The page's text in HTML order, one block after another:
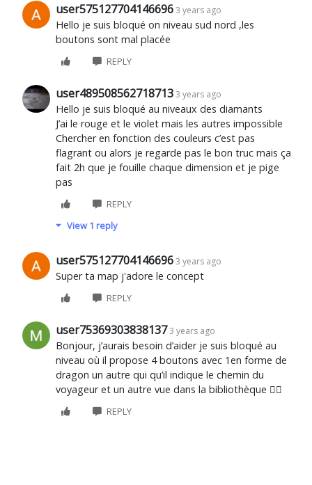
user575127704146696 3 years ago
Hello je suis bloqué on niveau sud nord ,les
boutons sont mal placée
REPLY
user489508562718713 3 years ago
Hello je suis bloqué au niveaux des diamants
J’ai le rouge et le violet mais les autres impossible
Chercher en fonction des couleurs c’est pas
flagrant ou alors je regarde pas le bon truc mais ça
fait 2h que je fouille chaque dimension et je pige
pas
REPLY
View 1 reply
user575127704146696 3 years ago
Super ta map j'adore le concept
REPLY
user75369303838137 3 years ago
Bonjour, j’aurais besoin d’aider je suis bloqué au
niveau où il propose 4 boutons avec 1en forme de
dragon un autre qui qu’il indique le chemin du
voyageur et un autre vue dans la bibliothèque 🤷‍♂️
REPLY